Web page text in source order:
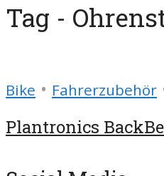
Tag -
Bike • Fahrerzubehör
Plantronics